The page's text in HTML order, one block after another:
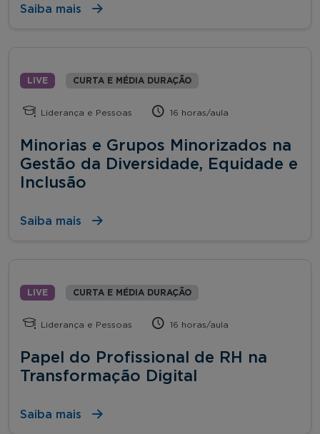
Saiba mais
LIVE CURTA E MÉDIA DURAÇÃO
Liderança e Pessoas 16 horas/aula
Minorias e Grupos Minorizados na
Gestão da Diversidade, Equidade e
Inclusão
Saiba mais
LIVE CURTA E MÉDIA DURAÇÃO
Liderança e Pessoas 16 horas/aula
Papel do Profissional de RH na
Transformação Digital
Saiba mais